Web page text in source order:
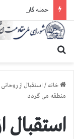
خانه / استقبال از
منطقه می گردد
استقبال